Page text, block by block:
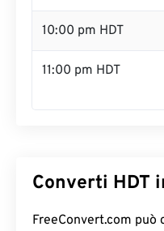
10:00 pm HDT
11:00 pm HDT
Converti HDT
FreeConvert.com può